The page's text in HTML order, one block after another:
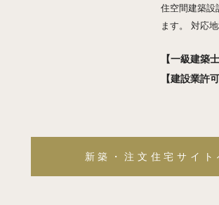
住空間建築設
ます。 対応
【一級建
【建設業
新築・注文住宅サイト